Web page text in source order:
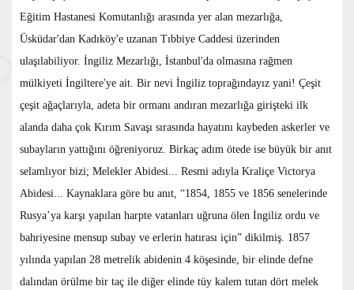
Eğitim Hastanesi Komutanlığı arasında yer alan mezarlığa,
Üsküdar'dan Kadıköy'e uzanan Tıbbiye Caddesi üzerinden
ulaşılabiliyor. İngiliz Mezarlığı, İstanbul'da olmasına rağmen
mülkiyeti İngiltere'ye ait. Bir nevi İngiliz toprağındayız yani! Çeşit
çeşit ağaçlarıyla, adeta bir ormanı andıran mezarlığa girişteki ilk
alanda daha çok Kırım Savaşı sırasında hayatını kaybeden askerler ve
subayların yattığını öğreniyoruz. Birkaç adım ötede ise büyük bir anıt
selamlıyor bizi; Melekler Abidesi... Resmi adıyla Kraliçe Victorya
Abidesi... Kaynaklara göre bu anıt, “1854, 1855 ve 1856 senelerinde
Rusya’ya karşı yapılan harpte vatanları uğruna ölen İngiliz ordu ve
bahriyesine mensup subay ve erlerin hatırası için” dikilmiş. 1857
yılında yapılan 28 metrelik abidenin 4 köşesinde, bir elinde defne
dalından örülme bir taç ile diğer elinde tüy kalem tutan dört melek